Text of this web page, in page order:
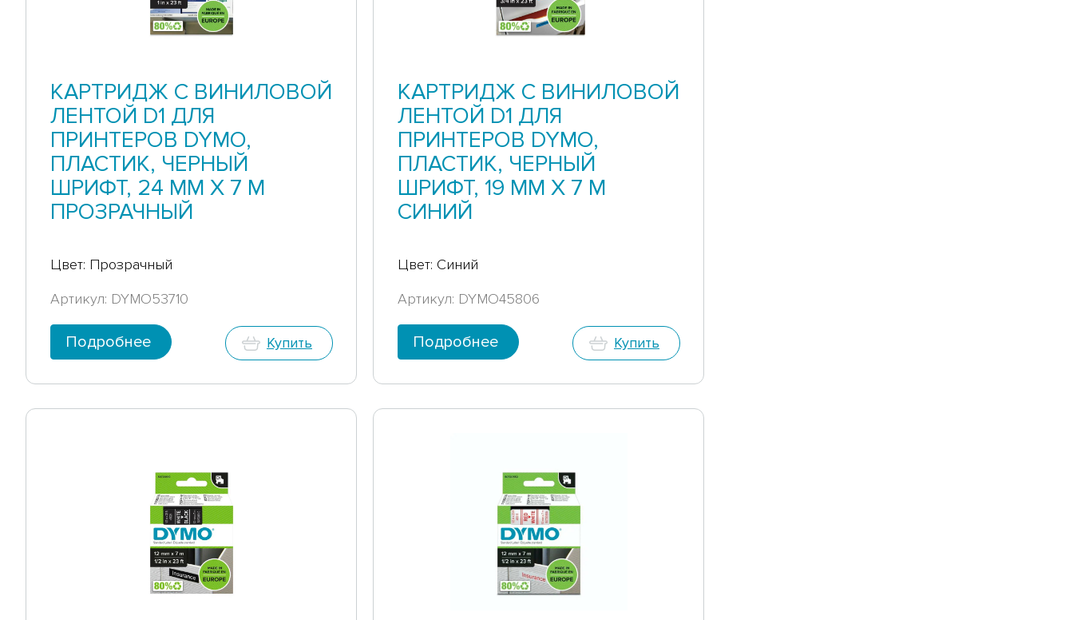
КАРТРИДЖ С ВИНИЛОВОЙ
ЛЕНТОЙ D1 ДЛЯ
ПРИНТЕРОВ DYMO,
ПЛАСТИК, ЧЕРНЫЙ
ШРИФТ, 24 ММ Х 7 М
ПРОЗРАЧНЫЙ
Цвет: Прозрачный
Артикул: DYMO53710
Подробнее Купить
КАРТРИДЖ С ВИНИЛОВОЙ
ЛЕНТОЙ D1 ДЛЯ
ПРИНТЕРОВ DYMO,
ПЛАСТИК, ЧЕРНЫЙ
ШРИФТ, 19 ММ Х 7 М
СИНИЙ
Цвет: Синий
Артикул: DYMO45806
Подробнее Купить